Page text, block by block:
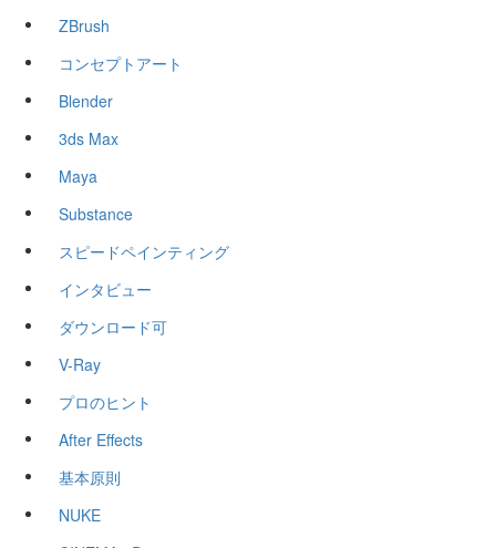
ZBrush
コンセプトアート
Blender
3ds Max
Maya
Substance
スピードペインティング
インタビュー
ダウンロード可
V-Ray
プロのヒント
After Effects
基本原則
NUKE